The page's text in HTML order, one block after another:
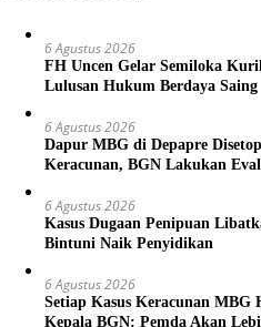
6 Agustus 2026
FH Uncen Gelar Semiloka
Lulusan Hukum Berdaya Saing
6 Agustus 2026
Dapur MBG di Depapre
Keracunan, BGN Lakukan
6 Agustus 2026
Kasus Dugaan Penipuan
Bintuni Naik Penyidikan
6 Agustus 2026
Setiap Kasus Keracunan MBG
Kepala BGN: Pemda Akan